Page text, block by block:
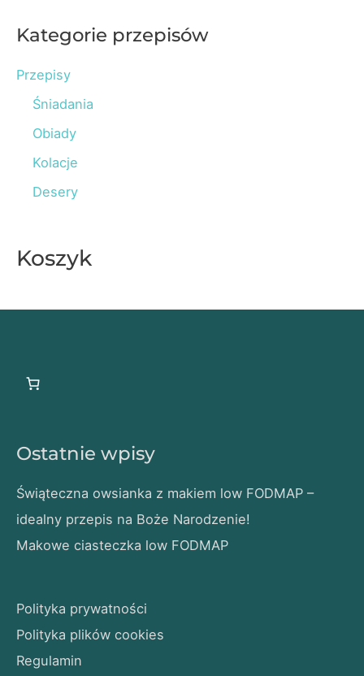
r
h
Kategorie przepisów
Przepisy
Śniadania
Obiady
Kolacje
Desery
Koszyk
Ostatnie wpisy
Świąteczna owsianka z makiem low FODMAP –
idealny przepis na Boże Narodzenie!
Makowe ciasteczka low FODMAP
Polityka prywatności
Polityka plików cookies
Regulamin